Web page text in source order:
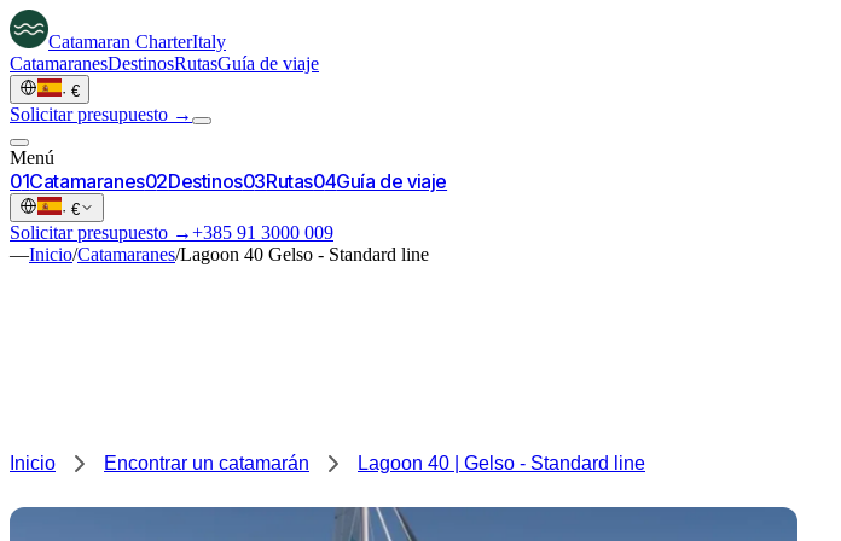
Catamaran CharterItaly
CatamaranesDestinosRutasGuía de viaje
· €
Solicitar presupuesto →
Menú
01Catamaranes02Destinos03Rutas04Guía de viaje
· €
Solicitar presupuesto →+385 91 3000 009
—Inicio/Catamaranes/Lagoon 40 Gelso - Standard line
Inicio Encontrar un catamarán Lagoon 40 | Gelso - Standard line